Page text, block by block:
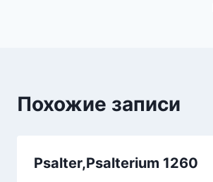
Похожие записи
Psalter,Psalterium 1260